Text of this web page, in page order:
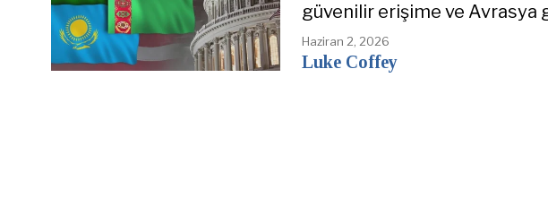
güvenilir erişime ve Avrasya
Haziran 2, 2026
Luke Coffey